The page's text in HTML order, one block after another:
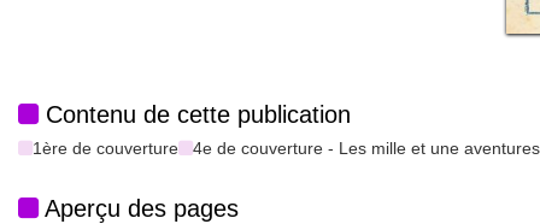
Contenu de cette publication
1ère de couverture 4e de couverture - Les mille et une
Aperçu des pages